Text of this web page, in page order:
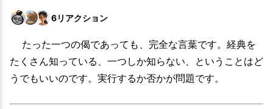
6リアクション
たった一つの偈であっても、完全な言葉です。経典を
たくさん知っている、一つしか知らない、ということはど
うでもいいのです。実行するか否かが問題です。